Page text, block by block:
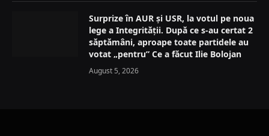
Surprize în AUR și USR, la votul pe noua
lege a Integrității. După ce s-au certat 2
săptămâni, aproape toate partidele au
votat „pentru” Ce a făcut Ilie Bolojan
August 5, 2026